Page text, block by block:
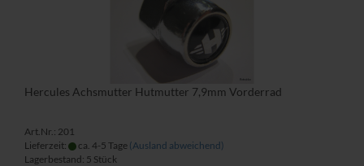
Hercules Achsmutter Hutmutter 7,9mm Vorderrad
Art.Nr.: 201
Lieferzeit:
ca. 4-5 Tage (Ausland abweichend)
Lagerbestand: 5 Stück